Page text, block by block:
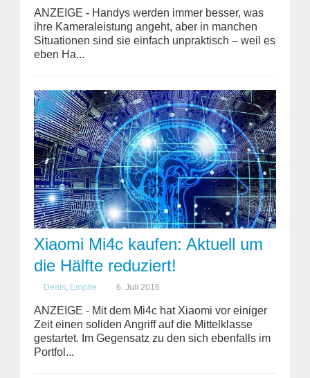
ANZEIGE - Handys werden immer besser, was
ihre Kameraleistung angeht, aber in manchen
Situationen sind sie einfach unpraktisch – weil es
eben Ha...
Xiaomi Mi4c kaufen: Aktuell um
die Hälfte reduziert!
Deals Empire 6. Juli 2016
ANZEIGE - Mit dem Mi4c hat Xiaomi vor einiger
Zeit einen soliden Angriff auf die Mittelklasse
gestartet. Im Gegensatz zu den sich ebenfalls im
Portfol...